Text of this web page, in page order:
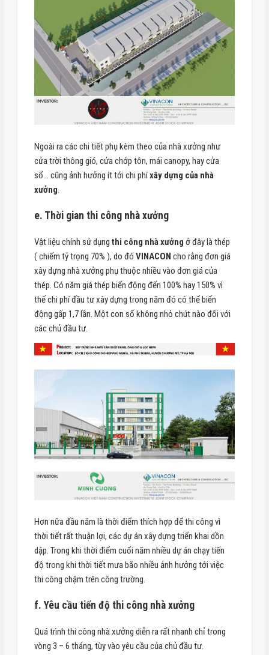
Ngoài ra các chi tiết phụ kèm theo của nhà xưởng như
cửa trời thông gió, cửa chớp tôn, mái canopy, hay cửa
sổ… cũng ảnh hưởng ít tới chi phíxây dựng của nhà
xưởng.
e. Thời gian thi công nhà xưởng
Vật liệu chính sử dụngthi công nhà xưởng ở đây là thép
( chiếm tỷ trọng 70% ), do đóVINACON cho rằng đơn giá
xây dựng nhà xưởng phụ thuộc nhiều vào đơn giá của
thép. Có năm giá thép biến động đến 100% hay 150% vì
thế chi phí đầu tư xây dựng trong năm đó có thể biến
động gấp 1,7 lần. Một con số không nhỏ chút nào đối với
các chủ đầu tư.
Hơn nữa đầu năm là thời điểm thích hợp để thi công vì
thời tiết rất thuận lợi, các dự án xây dựng triển khai dồn
dập. Trong khi thời điểm cuối năm nhiều dự án chạy tiến
độ trong khi thời tiết mưa bão nhiều ảnh hưởng tới việc
thi công chậm trên công trường.
f. Yêu cầu tiến độ thi công nhà xưởng
Quá trình thi công nhà xưởng diễn ra rất nhanh chỉ trong
vòng 3 – 6 tháng, tùy vào yêu cầu của chủ đầu tư.